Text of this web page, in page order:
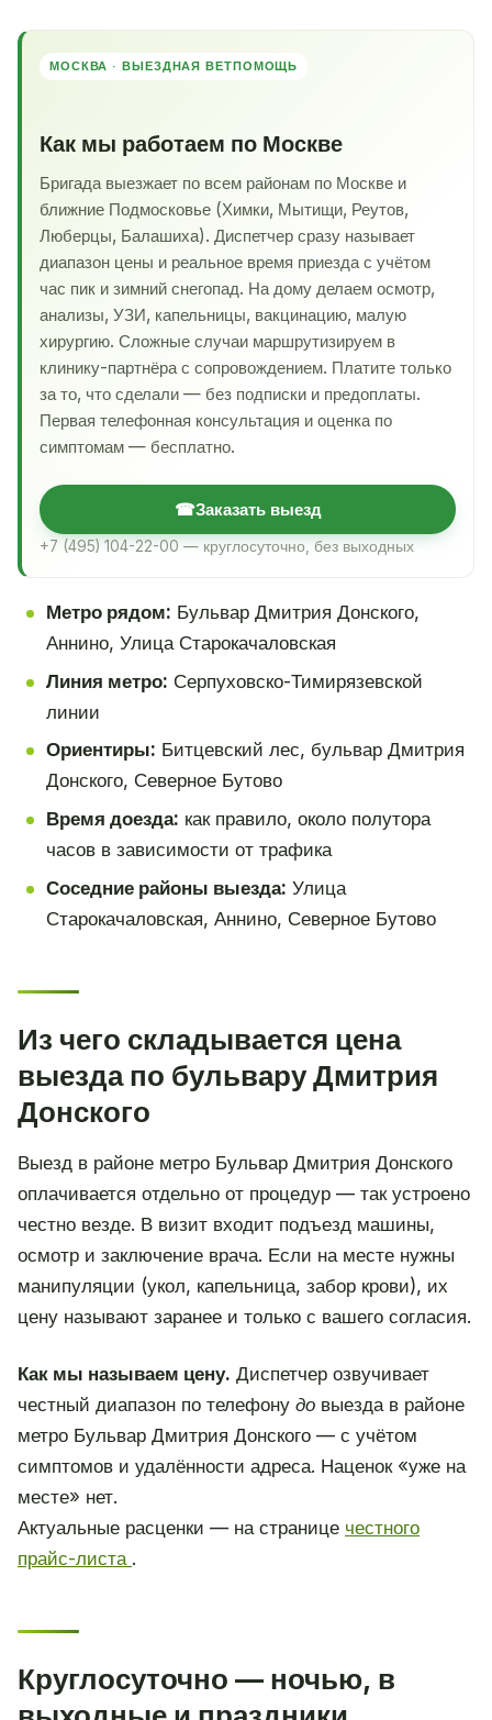
МОСКВА · ВЫЕЗДНАЯ ВЕТПОМОЩЬ
Как мы работаем по Москве
Бригада выезжает по всем районам по Москве и
ближние Подмосковье (Химки, Мытищи, Реутов,
Люберцы, Балашиха). Диспетчер сразу называет
диапазон цены и реальное время приезда с учётом
час пик и зимний снегопад. На дому делаем осмотр,
анализы, УЗИ, капельницы, вакцинацию, малую
хирургию. Сложные случаи маршрутизируем в
клинику-партнёра с сопровождением. Платите только
за то, что сделали — без подписки и предоплаты.
Первая телефонная консультация и оценка по
симптомам — бесплатно.
☎Заказать выезд
+7 (495) 104-22-00 — круглосуточно, без выходных
Метро рядом: Бульвар Дмитрия Донского,
Аннино, Улица Старокачаловская
Линия метро: Серпуховско-Тимирязевской
линии
Ориентиры: Битцевский лес, бульвар Дмитрия
Донского, Северное Бутово
Время доезда: как правило, около полутора
часов в зависимости от трафика
Соседние районы выезда: Улица
Старокачаловская, Аннино, Северное Бутово
Из чего складывается цена
выезда по бульвару Дмитрия
Донского
Выезд в районе метро Бульвар Дмитрия Донского
оплачивается отдельно от процедур — так устроено
честно везде. В визит входит подъезд машины,
осмотр и заключение врача. Если на месте нужны
манипуляции (укол, капельница, забор крови), их
цену называют заранее и только с вашего согласия.
Как мы называем цену. Диспетчер озвучивает
честный диапазон по телефону до выезда в районе
метро Бульвар Дмитрия Донского — с учётом
симптомов и удалённости адреса. Наценок «уже на
месте» нет.
Актуальные расценки — на странице честного
прайс-листа .
Круглосуточно — ночью, в